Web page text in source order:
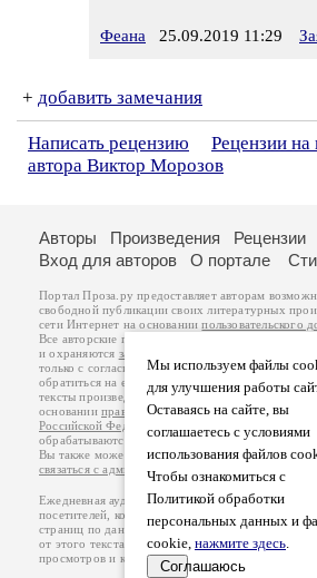
Феана 25.09.2019 11:29
+ добавить замечания
Написать рецензию
Рецензии на
автора Виктор Морозов
Мы используем файлы
для улучшения работы
Оставаясь на сайте, вы
соглашаетесь с условиями
использования файлов
Чтобы ознакомиться с
Политикой обработки
персональных данных и
cookie, нажмите здесь.
Соглашаюсь
Авторы Произведения Рецензии
Вход для авторов
О портале
Портал Проза.ру предоставляет авторам
свободной публикации своих литературных
сети Интернет на основаниипользовательского
Все авторские права на произведения
и охраняются законом
. Перепечатка
только с согласия его автора, к которому вы
обратиться на его авторской странице.
тексты произведений авторы несут
основанииправил публикацииизаконодательства
Российской Федерации
обрабатываются на основанииПолитики
Вы также можете посмотреть более подробную
связаться с администрацией
Ежедневная аудитория портала Проза.ру –
посетителей, которые в общей сумме
страниц по данным счетчика посещаемости,
от этого текста. В каждой графе указано по две
просмотров и количество посетителей.